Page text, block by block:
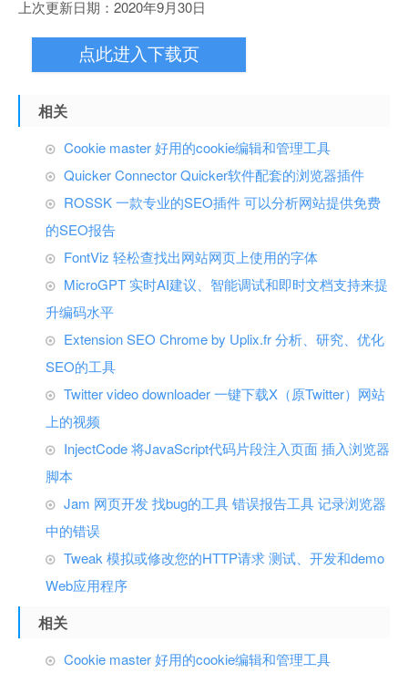
上次更新日期：2020年9月30日
点此进入下载页
相关
Cookie master 好用的cookie编辑和管理工具
Quicker Connector Quicker软件配套的浏览器插件
ROSSK 一款专业的SEO插件 可以分析网站提供免费
的SEO报告
FontViz 轻松查找出网站网页上使用的字体
MicroGPT 实时AI建议、智能调试和即时文档支持来提
升编码水平
Extension SEO Chrome by Uplix.fr 分析、研究、优化
SEO的工具
Twitter video downloader 一键下载X（原Twitter）网站
上的视频
InjectCode 将JavaScript代码片段注入页面 插入浏览器
脚本
Jam 网页开发 找bug的工具 错误报告工具 记录浏览器
中的错误
Tweak 模拟或修改您的HTTP请求 测试、开发和demo
Web应用程序
相关
Cookie master 好用的cookie编辑和管理工具